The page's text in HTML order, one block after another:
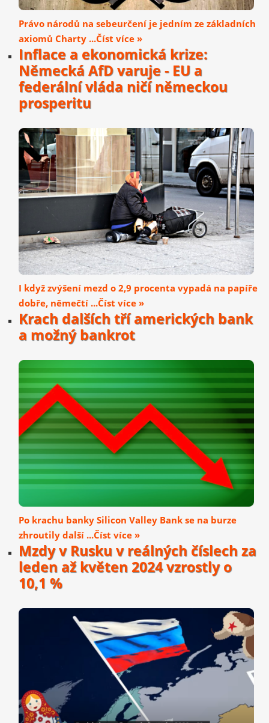
Právo národů na sebeurčení je jedním ze základních
axiomů Charty ...Číst více »
Inflace a ekonomická krize:
Německá AfD varuje - EU a
federální vláda ničí německou
prosperitu
I když zvýšení mezd o 2,9 procenta vypadá na papíře
dobře, němečtí ...Číst více »
Krach dalších tří amerických bank
a možný bankrot
Po krachu banky Silicon Valley Bank se na burze
zhroutily další ...Číst více »
Mzdy v Rusku v reálných číslech za
leden až květen 2024 vzrostly o
10,1 %